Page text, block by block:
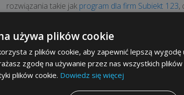
rozwiązania takie jak program dla firm Subiekt 123,
tym placówek medycznych, które już korzystają z
oprogramowanie gastronomiczne
, co świadczy
zwiększeniu efektywności i komfortu pracy klienta.
używa plików cookie
z plików cookie, aby zapewnić lepszą
zgodę na używanie przez nas wszystkich
plików cookie. Dowiedz się więcej